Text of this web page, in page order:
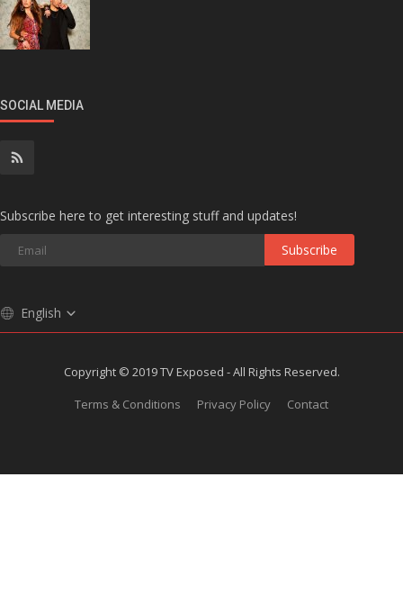
SOCIAL MEDIA
Subscribe here to get interesting stuff and updates!
Subscribe
English
Copyright © 2019 TV Exposed - All Rights Reserved.
Terms & Conditions
Privacy Policy Contact